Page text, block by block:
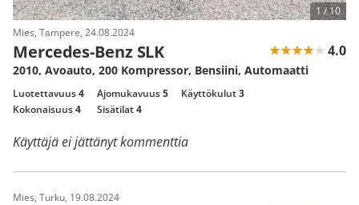
Mies, Tampere, 24.08.2024
Mercedes-Benz SLK 4.0
2010, Avoauto, 200 Kompressor, Bensiini, Automaatti
Luotettavuus4 Ajomukavuus5 Käyttökulut3
Kokonaisuus4 Sisätilat4
Käyttäjä ei jättänyt kommenttia
1 /10
Mies, Turku, 19.08.2024